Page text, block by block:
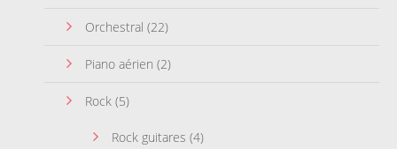
Orchestral (22)
Piano aérien (2)
Rock (5)
Rock guitares (4)